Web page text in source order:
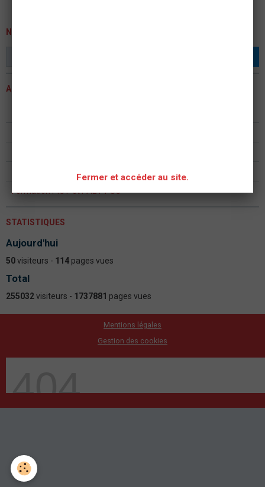
NEWSLETTER
ACTUALITÉS
Assemblée Générale ASAM Metz 2020
Formation PIC F et PAE F PSC
STATISTIQUES
Aujourd'hui
50visiteurs - 114 pages vues
Total
255032visiteurs - 1737881 pages vues
Mentions légales
Gestion des cookies
Fermer et accéder au site.